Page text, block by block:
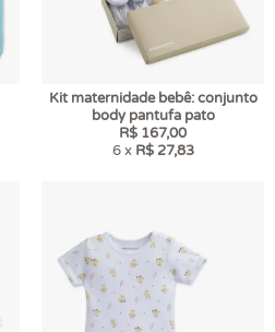
Kit maternidade bebê: conjunto
body pantufa pato
R$ 167,00
6 x R$ 27,83